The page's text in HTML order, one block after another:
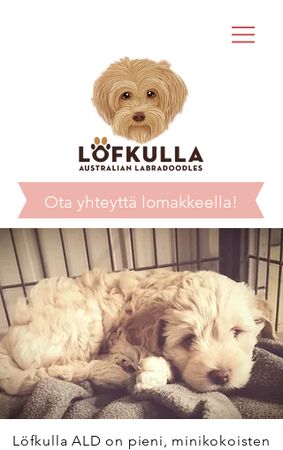
Ota yhteyttä lomakkeella!
Löfkulla ALD on pieni, minikokoisten